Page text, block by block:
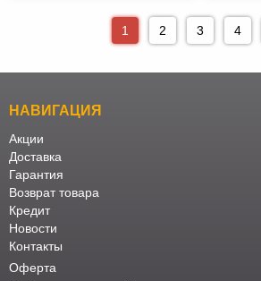
1 2 3 4
НАВИГАЦИЯ
Акции
Доставка
Гарантия
Возврат товара
Кредит
Новости
Контакты
Оферта